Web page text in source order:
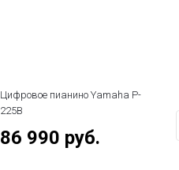
Цифровое пианино Yamaha P-
225B
86 990 руб.